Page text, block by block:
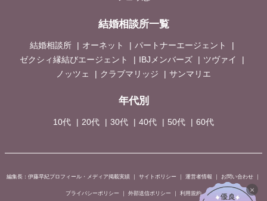
×
結婚相談所一覧
結婚相談所 オーネット
パートナーエージェント
ゼクシィ縁結びエージェント
IBJメンバーズ
ツヴァイ
ノッツェ
クラブマリッジ サンマリエ
年代別
10代 20代 30代 40代 50代 60代
編集長：伊藤早紀プロフィール・メディア掲載実績 サイトポリシー 運営者情報 お問い合わせ
プライバシーポリシー 外部送信ポリシー 利用規約